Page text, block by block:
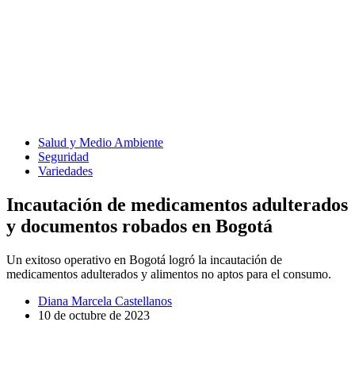
Salud y Medio Ambiente
Seguridad
Variedades
Incautación de medicamentos adulterados
y documentos robados en Bogotá
Un exitoso operativo en Bogotá logró la incautación de
medicamentos adulterados y alimentos no aptos para el consumo.
Diana Marcela Castellanos
10 de octubre de 2023